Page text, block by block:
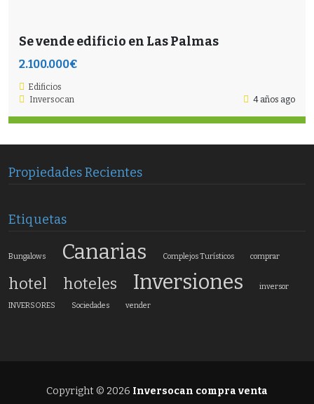
Se vende edificio en Las Palmas
2.100.000€
Edificios
Inversocan
4 años ago
Propiedades Recientes
Etiquetas
Bungalows Canarias Complejos Turísticos comprar
hotel hoteles Inversiones inversor
INVERSORES Sociedades vender
Copyright © 2026 Inversocan compra venta